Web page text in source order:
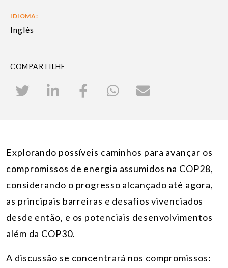
IDIOMA:
Inglês
COMPARTILHE
Explorando possíveis caminhos para avançar os
compromissos de energia assumidos na COP28,
considerando o progresso alcançado até agora,
as principais barreiras e desafios vivenciados
desde então, e os potenciais desenvolvimentos
além da COP30.
A discussão se concentrará nos compromissos: